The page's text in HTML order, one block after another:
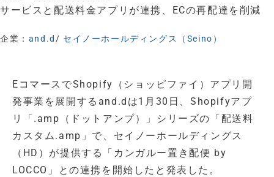
サービスと配送料金アプリが連携、ECの再配達を削減
企業： and.d/ セイノーホールディングス（Seino）
EコマースでShopify（ショッピファイ）アプリ開
発事業を展開するand.dは1月30日、Shopifyアプ
リ「.amp（ドットアンプ）」シリーズの「配送料
カスタム.amp」で、セイノーホールディングス
（HD）が提供する「カンガルー置き配便 by
LOCCO」との連携を開始したと発表した。